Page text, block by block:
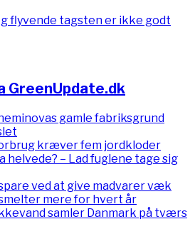
flyvende tagsten er ikke godt
GreenUpdate.dk
gamle fabriksgrund
kræver fem jordkloder
– Lad fuglene tage sig
ved at give madvarer væk
mere for hvert år
samler Danmark på tværs